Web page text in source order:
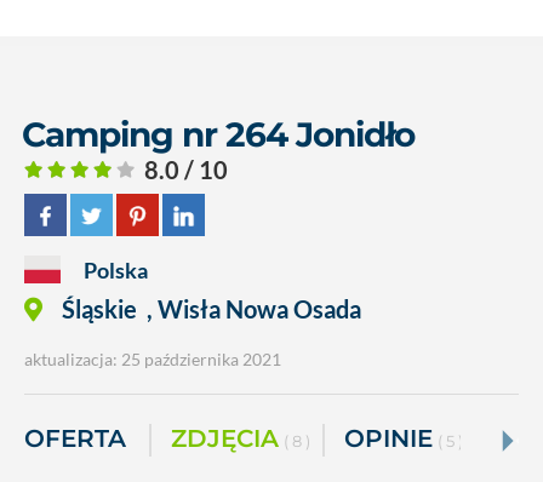
Camping nr 264 Jonidło
8.0 / 10
Polska
Śląskie , Wisła Nowa Osada
aktualizacja: 25 października 2021
OFERTA ZDJĘCIA ( 8 ) OPINIE ( 5 )